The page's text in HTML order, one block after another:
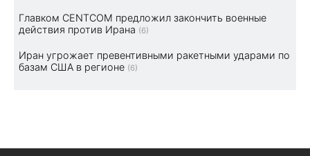
Главком CENTCOM предложил закончить военные
действия против Ирана (6)
Иран угрожает превентивными ракетными ударами по
базам США в регионе (6)